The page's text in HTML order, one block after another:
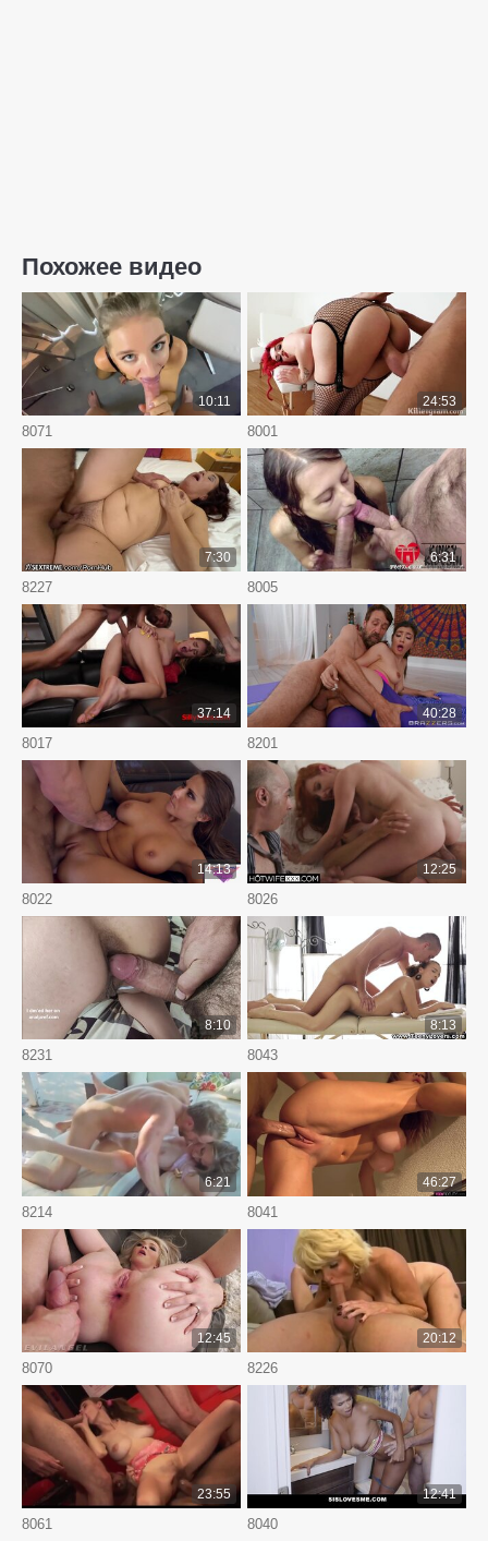
Похожее видео
8071
10:11
8001
24:53
8227
7:30
8005
6:31
8017
37:14
8201
40:28
8022
14:13
8026
12:25
8231
8:10
8043
8:13
8214
6:21
8041
46:27
8070
12:45
8226
20:12
8061
23:55
8040
12:41